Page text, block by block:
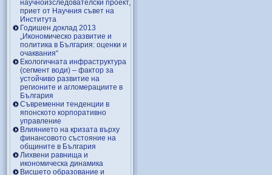
научноизследователски проект,
приет от Научния съвет на
Института
Годишен доклад 2013
„Икономическо развитие и
политика в България: оценки и
очаквания“
Екологичната инфраструктура
(сегмент води) – фактор за
устойчиво развитие на
регионите и агломерациите в
България
Съвременни тенденции в
японското корпоративно
управление
Влиянието на кризата върху
финансовото състояние на
общините в България
Лихвени равнища и
икономическа динамика
Висшето образование и